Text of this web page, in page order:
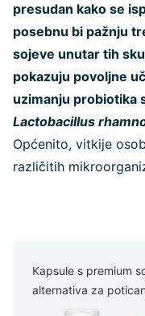
presudan kako se
posebnu bi pažnju
sojeve unutar tih
pokazuju povoljne
uzimanju probiotika
Lactobacillus
Općenito, vitkije
različitih
Kapsule s premium
alternativa za